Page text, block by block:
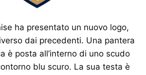
ha presentato un nuovo logo,
dai precedenti. Una pantera
è posta all’interno di uno scudo
blu scuro. La sua testa è